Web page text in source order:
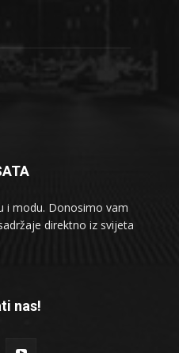
i modu. Donosimo vam
direktno iz svijeta
nas!